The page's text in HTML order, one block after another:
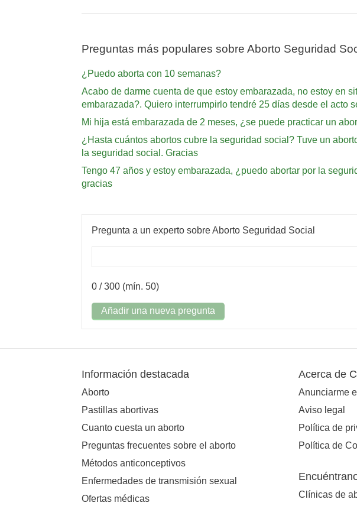
Preguntas más populares sobre Aborto Seguridad
¿Puedo aborta con 10 semanas?
Acabo de darme cuenta de que estoy embarazada, no estoy en
embarazada?. Quiero interrumpirlo tendré 25 días desde el acto
Mi hija está embarazada de 2 meses, ¿se puede practicar un
¿Hasta cuántos abortos cubre la seguridad social? Tuve un
la seguridad social. Gracias
Tengo 47 años y estoy embarazada, ¿puedo abortar por la
gracias
Pregunta a un experto sobre Aborto Seguridad Social
0 / 300 (mín. 50)
Añadir una nueva pregunta
Información destacada
Aborto
Pastillas abortivas
Cuanto cuesta un aborto
Preguntas frecuentes sobre el aborto
Métodos anticonceptivos
Enfermedades de transmisión sexual
Ofertas médicas
Acerca de
Anunciarme
Aviso legal
Política de
Política de
Clínicas de